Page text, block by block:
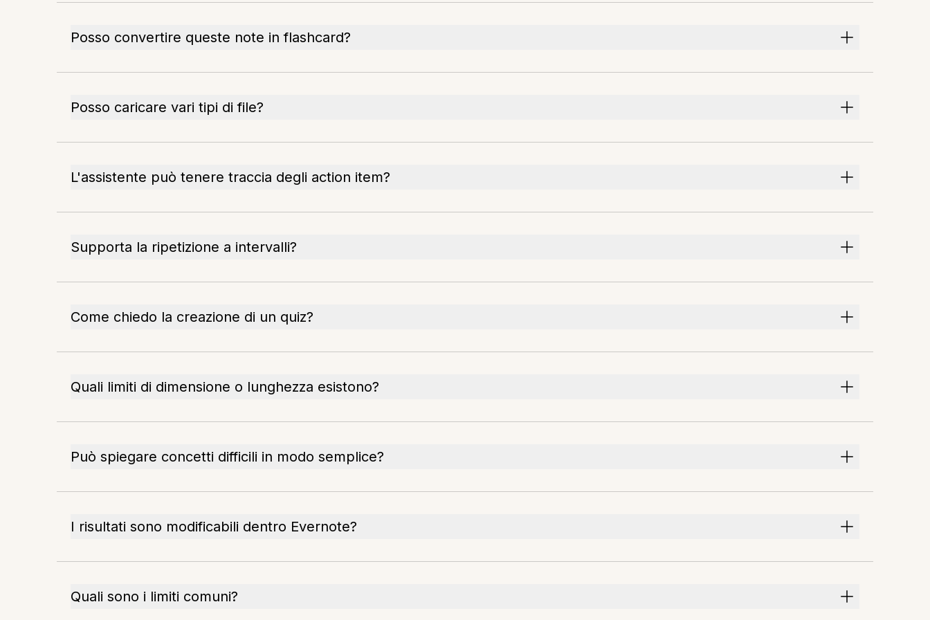
Posso convertire queste note in flashcard?
Posso caricare vari tipi di file?
L'assistente può tenere traccia degli action item?
Supporta la ripetizione a intervalli?
Come chiedo la creazione di un quiz?
Quali limiti di dimensione o lunghezza esistono?
Può spiegare concetti difficili in modo semplice?
I risultati sono modificabili dentro Evernote?
Quali sono i limiti comuni?